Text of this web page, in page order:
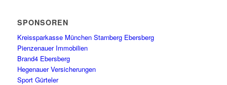
SPONSOREN
Kreissparkasse München Starnberg Ebersberg
Pienzenauer Immobilien
Brand4 Ebersberg
Hegenauer Versicherungen
Sport Gürteler